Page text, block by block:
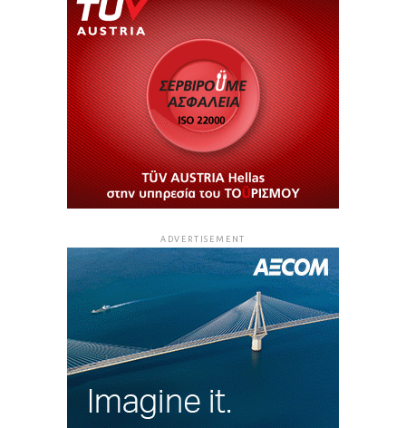
ADVERTISEMENT